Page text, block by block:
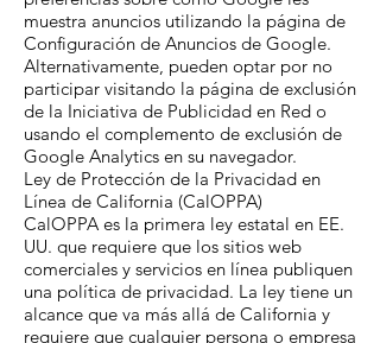
muestra anuncios utilizando la página de
Configuración de Anuncios de Google.
Alternativamente, pueden optar por no
participar visitando la página de exclusión
de la Iniciativa de Publicidad en Red o
usando el complemento de exclusión de
Google Analytics en su navegador.
Ley de Protección de la Privacidad en
Línea de California (CalOPPA)
CalOPPA es la primera ley estatal en EE.
UU. que requiere que los sitios web
comerciales y servicios en línea publiquen
una política de privacidad. La ley tiene un
alcance que va más allá de California y
requiere que cualquier persona o empresa